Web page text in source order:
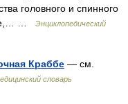
головного и спинного
…
Энциклопедический
Краббе — см.
словарь